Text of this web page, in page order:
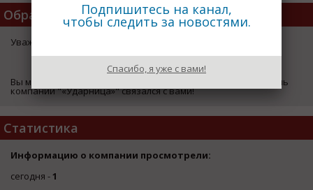
Обратная Связь
Уважаемый посетитель страницы компании "«Ударница»",
Вы можете оставить свои координаты, чтобы представитель
компании "«Ударница»" связался с вами!
Статистика
Информацию о компании просмотрели:
сегодня -1
Подпишитесь на канал,
чтобы следить за новостями.
Спасибо, я уже с вами!